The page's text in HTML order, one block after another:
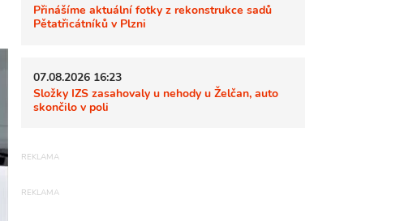
Přinášíme aktuální fotky z rekonstrukce sadů
Pětatřicátníků v Plzni
07.08.2026 16:23
Složky IZS zasahovaly u nehody u Želčan, auto
skončilo v poli